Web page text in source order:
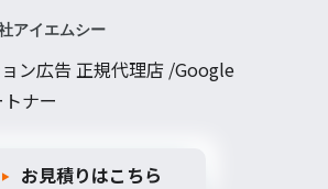
ン広告 正規代理店 /Google
ナー
お見積りはこちら